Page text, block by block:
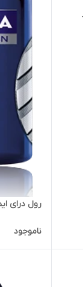
رول درای
ناموجود